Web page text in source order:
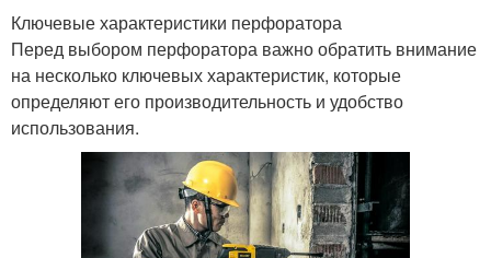
Ключевые характеристики перфоратора
Перед выбором перфоратора важно обратить внимание
на несколько ключевых характеристик, которые
определяют его производительность и удобство
использования.